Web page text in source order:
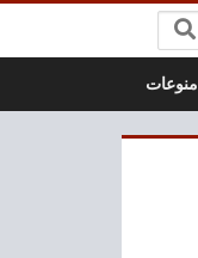
منوعات